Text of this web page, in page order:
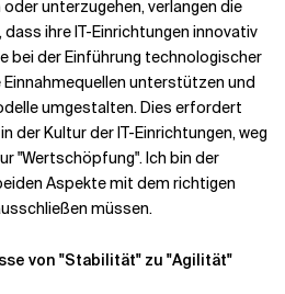
unterzugehen, verlangen die
ihre IT-Einrichtungen innovativ
bei der Einführung technologischer
unterstützen und
umgestalten. Dies erfordert
der Kultur der IT-Einrichtungen, weg
"Wertschöpfung".Ich bin der
Aspekte mit dem richtigen
müssen.
von "Stabilität" zu "Agilität"